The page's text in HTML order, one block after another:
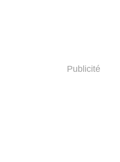
Publicité